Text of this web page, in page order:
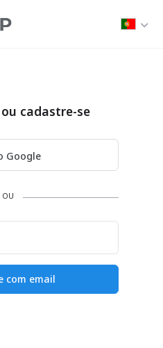
cadastre-se
Google
OU
com email